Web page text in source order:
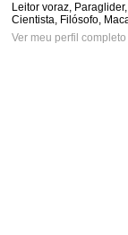
Leitor voraz,
Cientista, Filósofo,
Ver meu perfil completo